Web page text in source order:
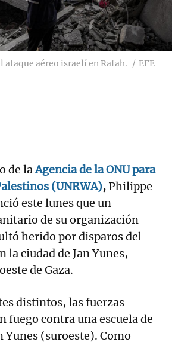
ataque aéreo israelí en Rafah. EFE
de laAgencia de la ONU para
(UNRWA),Philippe
este lunes que un
de su organización
herido por disparos del
la ciudad de Jan Yunes,
de Gaza.
distintos, las fuerzas
fuego contra una escuela de
Yunes (suroeste). Como